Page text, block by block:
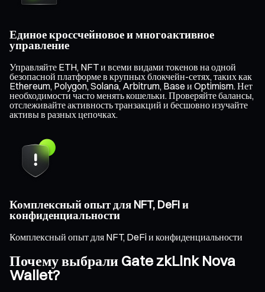
Единое кроссчейновое и многоактивное
управление
Управляйте ETH, NFT и всеми видами токенов на одной
безопасной платформе в крупных блокчейн-сетях, таких как
Ethereum, Polygon, Solana, Arbitrum, Base и Optimism. Нет
необходимости часто менять кошельки. Проверяйте балансы,
отслеживайте активность транзакций и бесшовно изучайте
активы в разных цепочках.
Комплексный опыт для NFT, DeFi и
конфиденциальности
Комплексный опыт для NFT, DeFi и конфиденциальности
Почему выбрали Gate zkLink Nova
Wallet?